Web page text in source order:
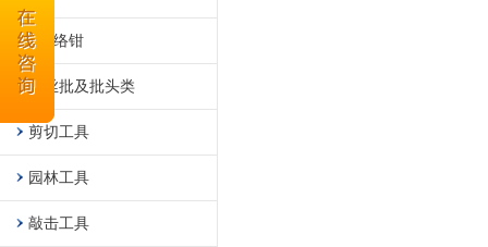
网络钳
螺丝批及批头类
剪切工具
园林工具
敲击工具